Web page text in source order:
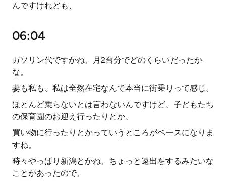
んですけれども、
06:04
ガソリン代ですかね、月2台分でどのくらいだったか
な。
妻も私も、私は全然在宅なんで本当に街乗りって感じ。
ほとんど乗らないとは言わないんですけど、子どもたち
の保育園のお迎え行ったりとか、
買い物に行ったりとかっていうところがベースになりま
すね。
時々やっぱり新潟とかね、ちょっと遠出をするみたいな
ことがあったので、